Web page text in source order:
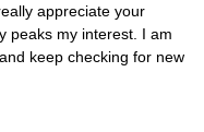
appreciate your
peaks my interest. I am
keep checking for new